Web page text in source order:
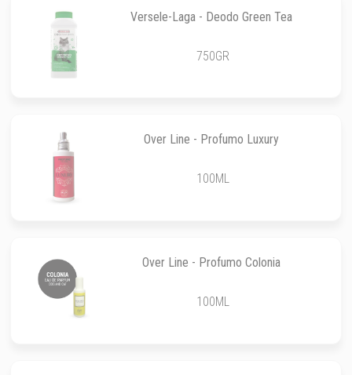
Versele-Laga - Deodo Green Tea
750GR
Over Line - Profumo Luxury
100ML
Over Line - Profumo Colonia
100ML